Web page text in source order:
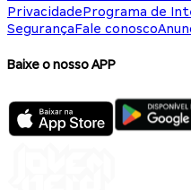
PrivacidadePrograma de
SegurançaFale conosco
Baixe o nosso APP